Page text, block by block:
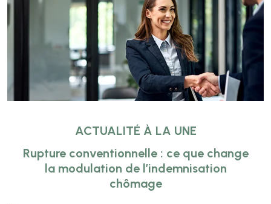
ACTUALITÉ À LA UNE
Rupture conventionnelle : ce que change
la modulation de l’indemnisation
chômage